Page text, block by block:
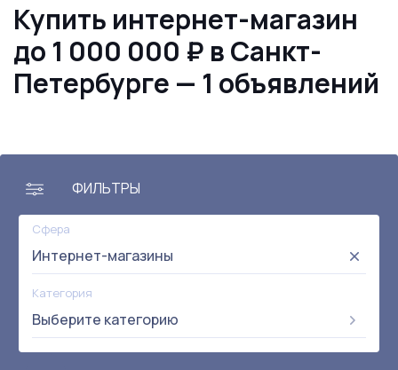
Купить интернет-магазин
до 1 000 000 ₽ в Санкт-
Петербурге — 1 объявлений
ФИЛЬТРЫ
Сфера
Интернет-магазины
Категория
Выберите категорию
Цена